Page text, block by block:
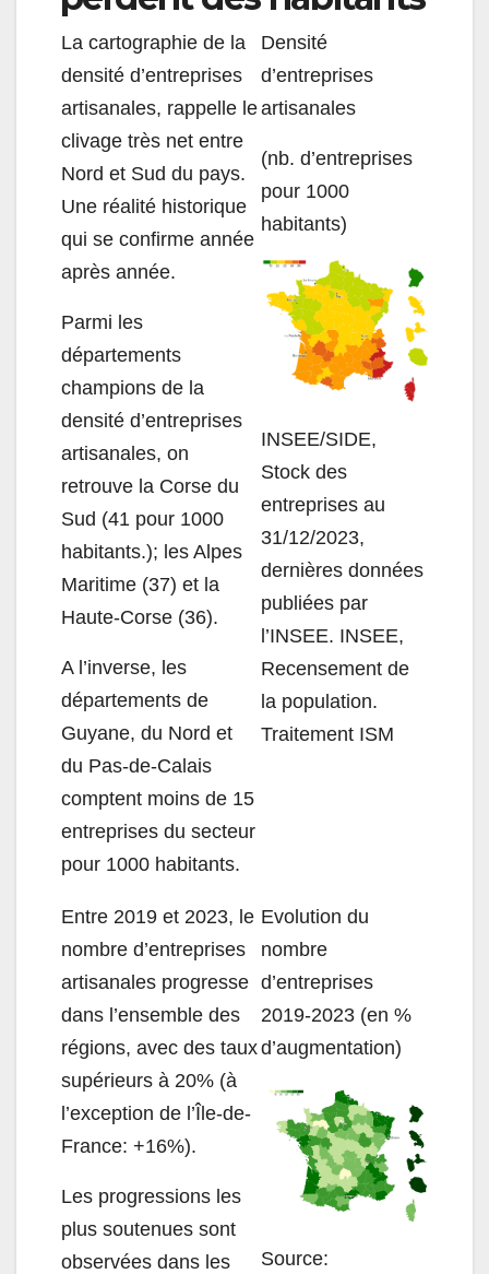
La cartographie de la
densité d’entreprises
artisanales, rappelle le
clivage très net entre
Nord et Sud du pays.
Une réalité historique
qui se confirme année
après année.
Parmi les
départements
champions de la
densité d’entreprises
artisanales, on
retrouve la Corse du
Sud (41 pour 1000
habitants.); les Alpes
Maritime (37) et la
Haute-Corse (36).
A l’inverse, les
départements de
Guyane, du Nord et
du Pas-de-Calais
comptent moins de 15
entreprises du secteur
pour 1000 habitants.
Densité
d’entreprises
artisanales
(nb. d’entreprises
pour 1000
habitants)
INSEE/SIDE,
Stock des
entreprises au
31/12/2023,
dernières données
publiées par
l’INSEE. INSEE,
Recensement de
la population.
Traitement ISM
Entre 2019 et 2023, le
nombre d’entreprises
artisanales progresse
dans l’ensemble des
régions, avec des taux
supérieurs à 20% (à
l’exception de l’Île-de-
France: +16%).
Les progressions les
plus soutenues sont
observées dans les
Evolution du
nombre
d’entreprises
2019-2023 (en %
d’augmentation)
Source: